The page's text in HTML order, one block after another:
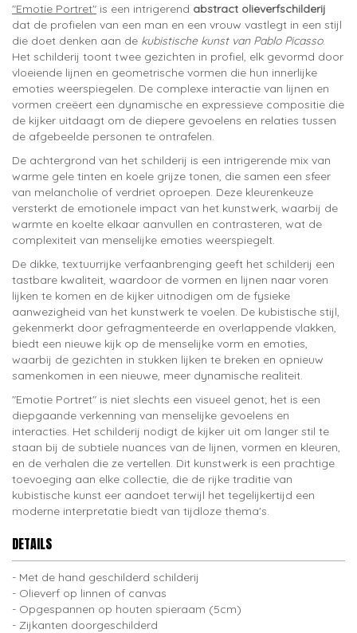
"Emotie Portret" is een intrigerend abstract olieverfschilderij
dat de profielen van een man en een vrouw vastlegt in een stijl
die doet denken aan de kubistische kunst van Pablo Picasso.
Het schilderij toont twee gezichten in profiel, elk gevormd door
vloeiende lijnen en geometrische vormen die hun innerlijke
emoties weerspiegelen. De complexe interactie van lijnen en
vormen creëert een dynamische en expressieve compositie die
de kijker uitdaagt om de diepere gevoelens en relaties tussen
de afgebeelde personen te ontrafelen.
De achtergrond van het schilderij is een intrigerende mix van
warme gele tinten en koele grijze tonen, die samen een sfeer
van melancholie of verdriet oproepen. Deze kleurenkeuze
versterkt de emotionele impact van het kunstwerk, waarbij de
warmte en koelte elkaar aanvullen en contrasteren, wat de
complexiteit van menselijke emoties weerspiegelt.
De dikke, textuurrijke verfaanbrenging geeft het schilderij een
tastbare kwaliteit, waardoor de vormen en lijnen naar voren
lijken te komen en de kijker uitnodigen om de fysieke
aanwezigheid van het kunstwerk te voelen. De kubistische stijl,
gekenmerkt door gefragmenteerde en overlappende vlakken,
biedt een nieuwe kijk op de menselijke vorm en emoties,
waarbij de gezichten in stukken lijken te breken en opnieuw
samenkomen in een nieuwe, meer dynamische realiteit.
"Emotie Portret" is niet slechts een visueel genot; het is een
diepgaande verkenning van menselijke gevoelens en
interacties. Het schilderij nodigt de kijker uit om langer stil te
staan bij de subtiele nuances van de lijnen, vormen en kleuren,
en de verhalen die ze vertellen. Dit kunstwerk is een prachtige
toevoeging aan elke collectie, die de rijke traditie van
kubistische kunst eer aandoet terwijl het tegelijkertijd een
moderne interpretatie biedt van tijdloze thema's.
DETAILS
Met de hand geschilderd schilderij
Olieverf op linnen of canvas
Opgespannen op houten spieraam (5cm)
Zijkanten doorgeschilderd